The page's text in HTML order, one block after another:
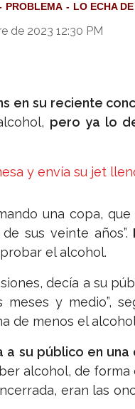
PROBLEMA LO ECHA
de 2023 12:30 PM
en su reciente
pero ya lo
y envía su jet
una copa,
sus veinte años”.
el alcohol.
decía a su
y medio”,
de menos el
a su público en
alcohol, de forma
eran las